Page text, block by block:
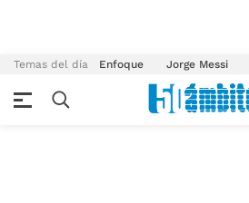
Temas del día Enfoque Jorge Messi